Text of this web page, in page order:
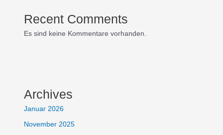
Recent Comments
Es sind keine Kommentare vorhanden.
Archives
Januar 2026
November 2025